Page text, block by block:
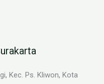
Kec. Ps. Kliwon, Kota